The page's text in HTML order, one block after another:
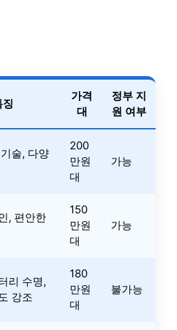
징
가격
대
정부 지
원 여부
술, 다양
200
만원
대
가능
, 편안한
150
만원
대
가능
리 수명,
강조
180
만원
대
불가능